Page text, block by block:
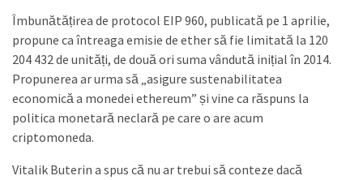
Îmbunătățirea de protocol EIP 960, publicată pe 1 aprilie,
propune ca întreaga emisie de ether să fie limitată la 120
204 432 de unități, de două ori suma vândută inițial în 2014.
Propunerea ar urma să „asigure sustenabilitatea
economică a monedei ethereum” și vine ca răspuns la
politica monetară neclară pe care o are acum
criptomoneda.
Vitalik Buterin a spus că nu ar trebui să conteze dacă